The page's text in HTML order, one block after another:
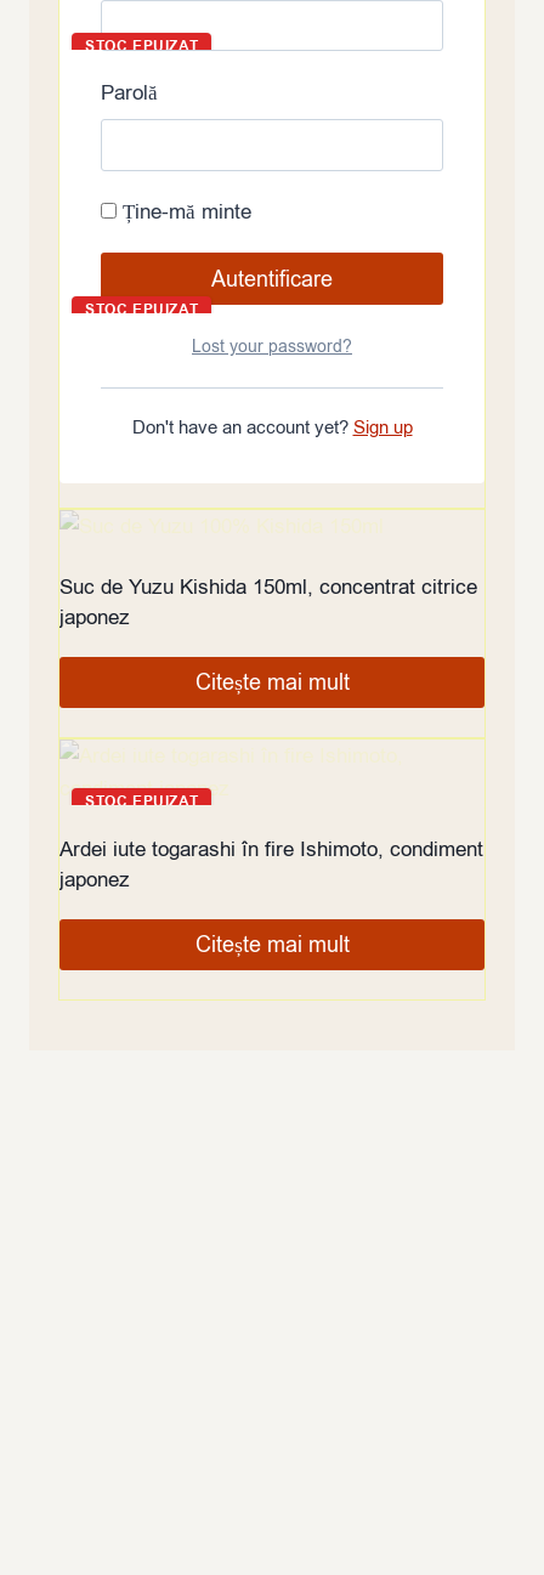
STOC EPUIZAT
Shimaya Konbu Dashi, condiment granulat din
alge konbu, 1kg
STOC EPUIZAT
Muștar japonez Karashi Neri S&B, pastă
picantă în tub 43g
Suc de Yuzu Kishida 150ml, concentrat citrice
japonez
Citește mai mult
STOC EPUIZAT
Ardei iute togarashi în fire Ishimoto, condiment
japonez
Citește mai mult
Parolă
Ține-mă minte
Lost your password?
Don't have an account yet? Sign up